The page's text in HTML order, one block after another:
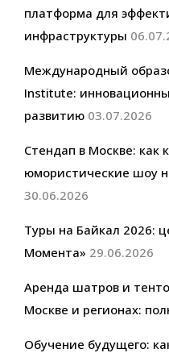
платформа для
инфраструктуры
Международный
Institute:
развитию 03.07.2026
Стендап в Москве: как
юмористические шоу
30.06.2026
Туры на Байкал 2026:
Момента» 29.06.2026
Аренда шатров и
Москве и регионах:
Обучение будущего: